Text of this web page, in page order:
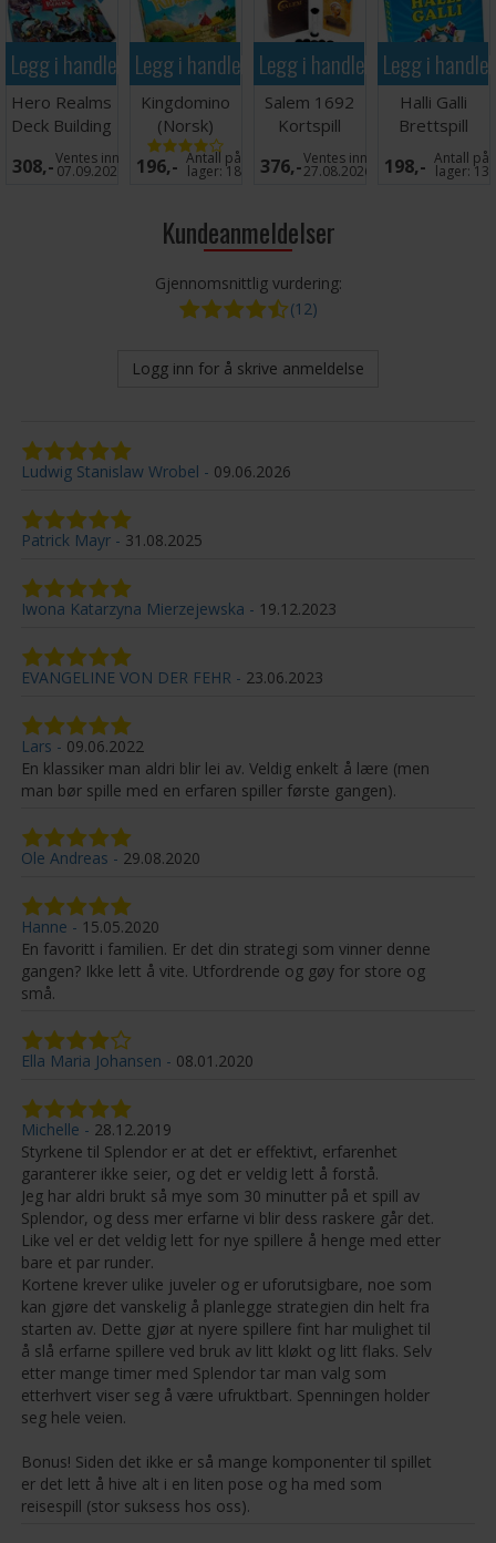
Legg i handlekurven
Hero Realms
Deck Building
Game
Kortspill
308,-Ventes inn
07.09.2026
Legg i handlekurven
Kingdomino
(Norsk)
Brettspill
196,- Antall på
lager: 18
Legg i handlekurven
Salem 1692
Kortspill
376,-Ventes inn
27.08.2026
Legg i
Halli Galli
Brettspill
198,- Antall på
lager: 13
Kundeanmeldelser
Gjennomsnittlig vurdering:
(12)
Logg inn for å skrive anmeldelse
Ludwig Stanislaw Wrobel 09.06.2026
Patrick Mayr 31.08.2025
Iwona Katarzyna Mierzejewska 19.12.2023
EVANGELINE VON DER FEHR 23.06.2023
Lars
09.06.2022
En klassiker man aldri blir lei av. Veldig enkelt å lære (men
man bør spille med en erfaren spiller første gangen).
Ole Andreas 29.08.2020
Hanne
15.05.2020
En favoritt i familien. Er det din strategi som vinner denne
gangen? Ikke lett å vite. Utfordrende og gøy for store og
små.
Ella Maria Johansen 08.01.2020
Michelle
28.12.2019
Styrkene til Splendor er at det er effektivt, erfarenhet
garanterer ikke seier, og det er veldig lett å forstå.
Jeg har aldri brukt så mye som 30 minutter på et spill av
Splendor, og dess mer erfarne vi blir dess raskere går det.
Like vel er det veldig lett for nye spillere å henge med etter
bare et par runder.
Kortene krever ulike juveler og er uforutsigbare, noe som
kan gjøre det vanskelig å planlegge strategien din helt fra
starten av. Dette gjør at nyere spillere fint har mulighet til
å slå erfarne spillere ved bruk av litt kløkt og litt flaks. Selv
etter mange timer med Splendor tar man valg som
etterhvert viser seg å være ufruktbart. Spenningen holder
seg hele veien.
Bonus! Siden det ikke er så mange komponenter til spillet
er det lett å hive alt i en liten pose og ha med som
reisespill (stor suksess hos oss).